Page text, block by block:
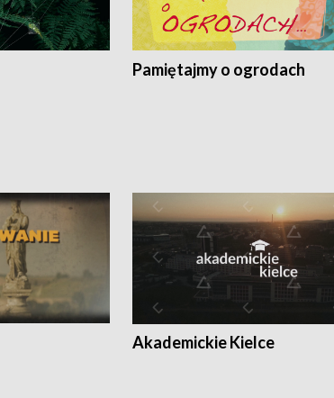
Pamiętajmy o ogrodach
Akademickie Kielce